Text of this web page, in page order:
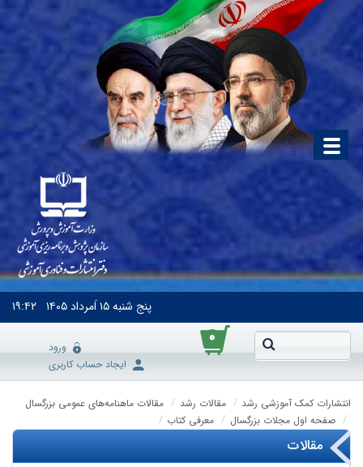
پنج شنبه۱۵ اَمرداد ۱۴۰۵ ۱۹:۴۲
۰
ورود
ایجاد حساب کاربری
انتشارات کمک آموزشی رشد مقالات رشد
مقالات ماهنامه‌های عمومی بزرگسال
صفحه اول مجلات بزرگسال
معرفی کتاب
مقالات